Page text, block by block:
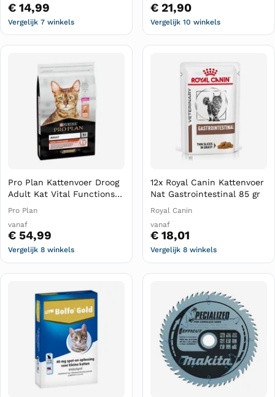
€ 14,99
Vergelijk 7 winkels
€ 21,90
Vergelijk 10 winkels
Pro Plan Kattenvoer Droog
Adult Kat Vital Functions
Zalm 10 kg
Pro Plan
vanaf
€ 54,99
Vergelijk 8 winkels
12x Royal Canin Kattenvoer
Nat Gastrointestinal 85 gr
Royal Canin
vanaf
€ 18,01
Vergelijk 8 winkels